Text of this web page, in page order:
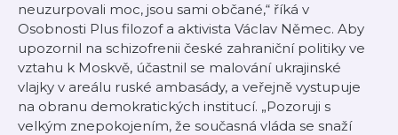
neuzurpovali moc, jsou sami občané,“ říká v
Osobnosti Plus filozof a aktivista Václav Němec. Aby
upozornil na schizofrenii české zahraniční politiky ve
vztahu k Moskvě, účastnil se malování ukrajinské
vlajky v areálu ruské ambasády, a veřejně vystupuje
na obranu demokratických institucí. „Pozoruji s
velkým znepokojením, že současná vláda se snaží